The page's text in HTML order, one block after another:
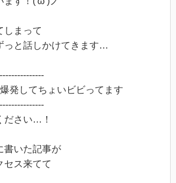
しまって
っと話しかけてきます…
発してちょいビビってます
ださい…！
書いた記事が
セス来てて